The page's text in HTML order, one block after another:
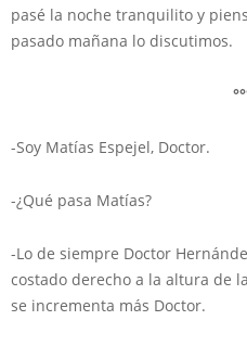
pasé la noche tranquilito y
pasado mañana lo discutimos.
-Soy Matías Espejel, Doctor.
-¿Qué pasa Matías?
-Lo de siempre Doctor
costado derecho a la altura de
se incrementa más Doctor.